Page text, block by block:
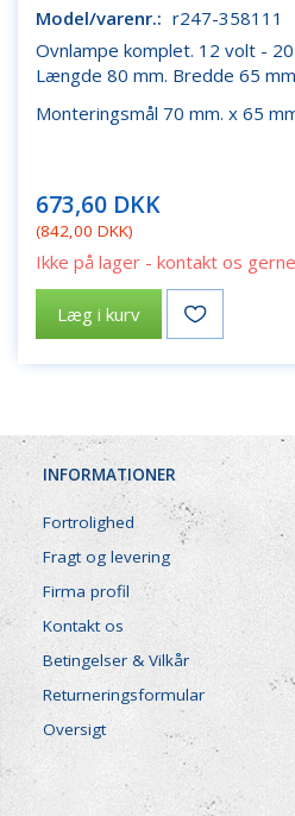
Model/varenr.: r247-358111
Ovnlampe komplet. 12 volt -
Længde 80 mm. Bredde 65
Monteringsmål 70 mm. x 65
673,60 DKK
(842,00 DKK)
Ikke på lager - kontakt os
Læg i kurv
INFORMATIONER
Fortrolighed
Fragt og levering
Firma profil
Kontakt os
Betingelser & Vilkår
Returneringsformular
Oversigt